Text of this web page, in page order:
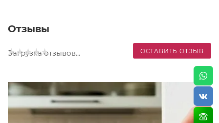
Отзывы
ОСТАВИТЬ ОТЗЫВ
Загрузка отзывов...